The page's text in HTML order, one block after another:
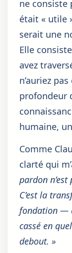
ne consiste
était « utile
serait une
Elle
avez
n’auriez
profondeur
humaine,
Comme
clarté qui
pardon n’est
C’est la
fondation —
cassé en
debout. »